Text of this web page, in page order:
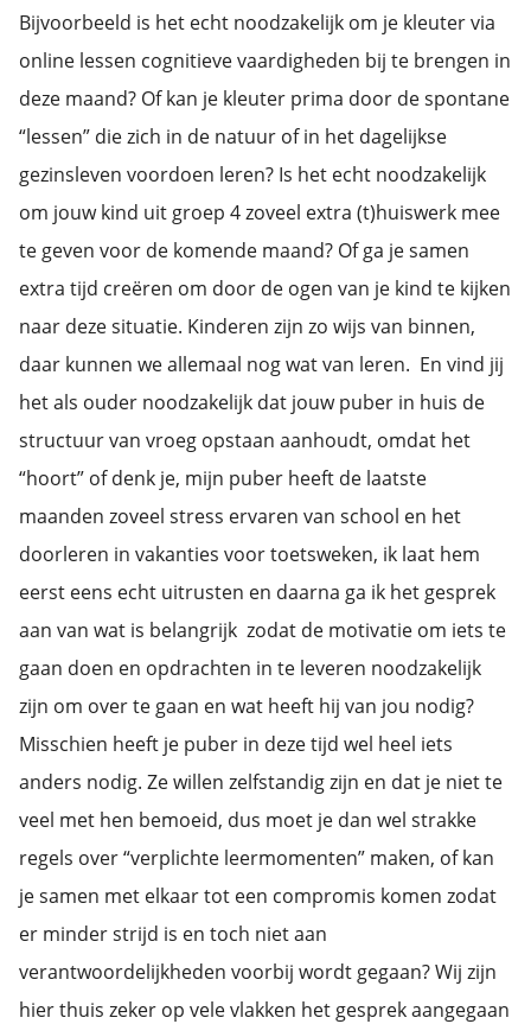
Bijvoorbeeld is het echt noodzakelijk om je kleuter via
online lessen cognitieve vaardigheden bij te brengen in
deze maand? Of kan je kleuter prima door de spontane
“lessen” die zich in de natuur of in het dagelijkse
gezinsleven voordoen leren? Is het echt noodzakelijk
om jouw kind uit groep 4 zoveel extra (t)huiswerk mee
te geven voor de komende maand? Of ga je samen
extra tijd creëren om door de ogen van je kind te kijken
naar deze situatie. Kinderen zijn zo wijs van binnen,
daar kunnen we allemaal nog wat van leren. En vind jij
het als ouder noodzakelijk dat jouw puber in huis de
structuur van vroeg opstaan aanhoudt, omdat het
“hoort” of denk je, mijn puber heeft de laatste
maanden zoveel stress ervaren van school en het
doorleren in vakanties voor toetsweken, ik laat hem
eerst eens echt uitrusten en daarna ga ik het gesprek
aan van wat is belangrijk zodat de motivatie om iets te
gaan doen en opdrachten in te leveren noodzakelijk
zijn om over te gaan en wat heeft hij van jou nodig?
Misschien heeft je puber in deze tijd wel heel iets
anders nodig. Ze willen zelfstandig zijn en dat je niet te
veel met hen bemoeid, dus moet je dan wel strakke
regels over “verplichte leermomenten” maken, of kan
je samen met elkaar tot een compromis komen zodat
er minder strijd is en toch niet aan
verantwoordelijkheden voorbij wordt gegaan? Wij zijn
hier thuis zeker op vele vlakken het gesprek aangegaan